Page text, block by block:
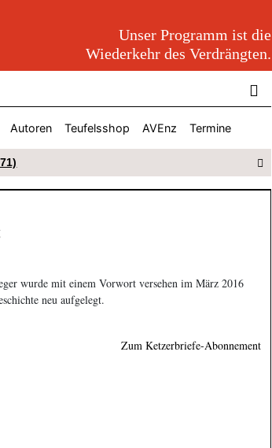
Unser Programm ist die
Wiederkehr des Verdrängten.
Autoren Teufelsshop AVEnz Termine
wurde mit einem Vorwort versehen im März 2016
neu aufgelegt.
Zum Ketzerbriefe-Abonnement